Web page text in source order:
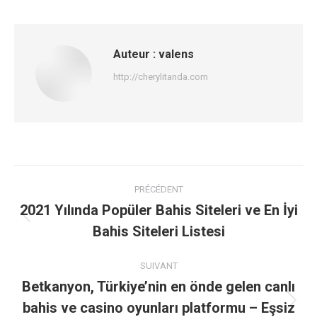
Auteur : valens
http://cherylitanda.com
article
PRÉCÉDENT
précédent
2021 Yılında Popüler Bahis Siteleri ve En İyi
Bahis Siteleri Listesi
SUIVANT
Article
Betkanyon, Türkiye’nin en önde gelen canlı
bahis ve casino oyunları platformu – Eşsiz